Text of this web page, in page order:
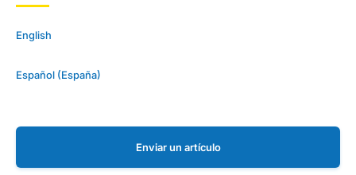
English
Español (España)
Enviar un artículo